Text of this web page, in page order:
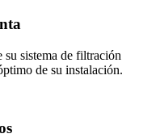
su sistema de filtración
de su instalación.